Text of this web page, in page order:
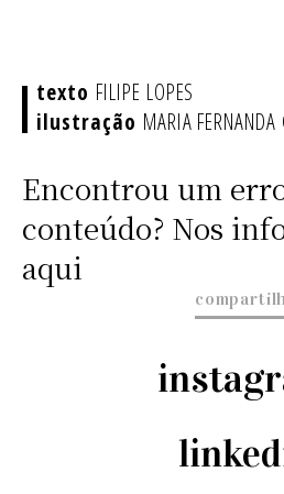
FILIPE LOPES
MARIA
Encontrou um
conteúdo? Nos
aqui